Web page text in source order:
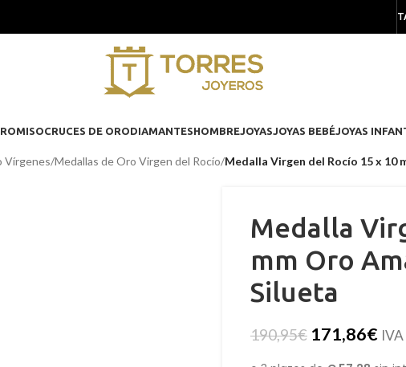
CRUCES DE ORODIAMANTESHOMBREJOYASJOYAS BEBÉJOYAS
Vírgenes/Medallas de Oro Virgen del Rocío/Medalla Virgen del Rocío 15 x 10
Medalla
mm Oro
Silueta
190,95€ 171,86€